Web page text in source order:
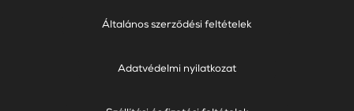
Általános szerződési feltételek
Adatvédelmi nyilatkozat